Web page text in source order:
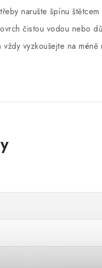
narušte špínu štětcem
čistou vodou nebo
vyzkoušejte na méně